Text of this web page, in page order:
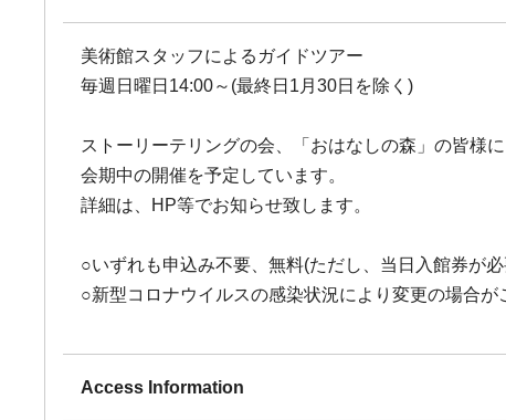
美術館スタッフによるガイドツアー
毎週日曜日14:00～(最終日1月30日を除く)
ストーリーテリングの会、「おはなしの森」の皆様
会期中の開催を予定しています。
詳細は、HP等でお知らせ致します。
○いずれも申込み不要、無料(ただし、当日入館券が
○新型コロナウイルスの感染状況により変更の場合が
Access Information